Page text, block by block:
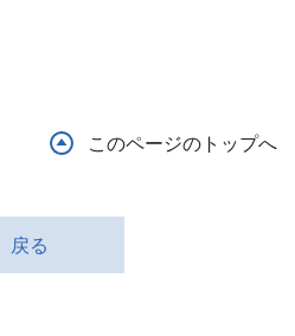
このページのトップへ
戻る